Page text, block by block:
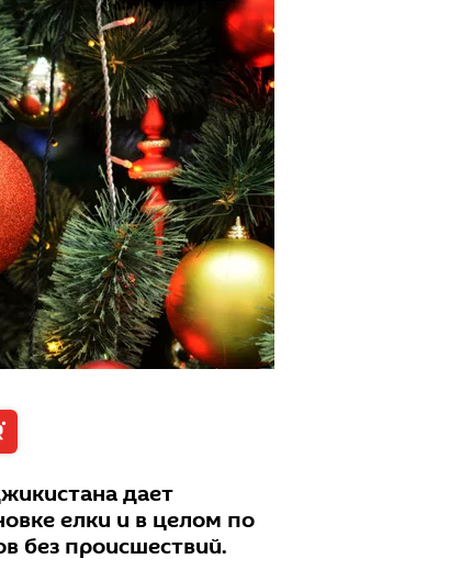
дает
елки и в целом по
без происшествий.